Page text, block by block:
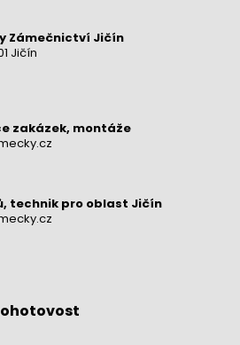
Zámečnictví Jičín
Jičín
zakázek, montáže
technik pro oblast Jičín